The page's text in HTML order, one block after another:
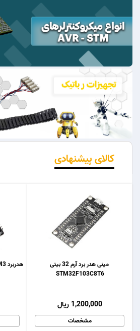
کالای پیشنهادی
هدربرد STM32F103C8T6 Cortex-M3
مینی هدر برد آرم 32 بیتی
STM32F103C8T6
1,200,000 ریال
مشخصات